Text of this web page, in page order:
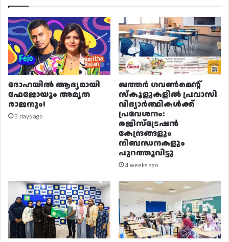
ദോഹയിൽ ആദ്യമായി
ഫേജോയും അമൃത
രാജനും!
3 days ago
ഖത്തർ ഗവൺമെന്റ്
സ്കൂളുകളിൽ പ്രവാസി
വിദ്യാർത്ഥികൾക്ക്
പ്രവേശനം:
രജിസ്ട്രേഷൻ
കേന്ദ്രങ്ങളും
നിബന്ധനകളും
പുറത്തുവിട്ടു
4 weeks ago